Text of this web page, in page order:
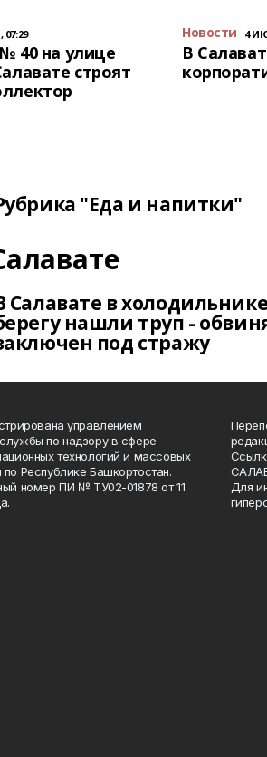
40 на улице
строят
Новости 4
В
"Еда и напитки"
Салавате в
нашли труп -
под стражу
управлением
по надзору в сфере
технологий и массовых
Республике Башкортостан.
номер ПИ № ТУ02-01878 от 11
Для